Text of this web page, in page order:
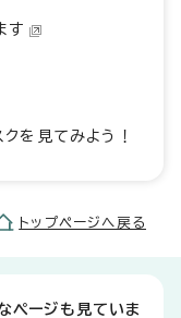
す
を見てみよう！
トップページへ戻る
ページも見ていま